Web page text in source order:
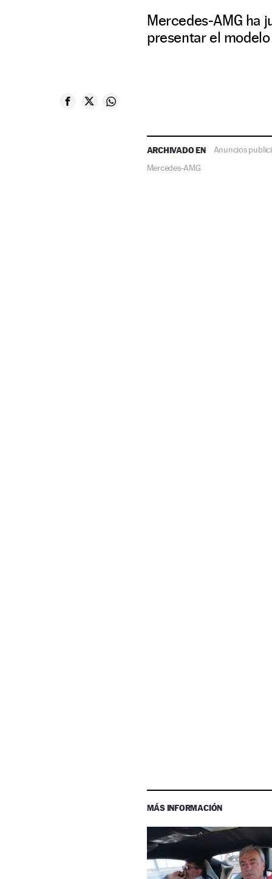
Mercedes-AMG ha
presentar el
ARCHIVADO EN Anuncios
Mercedes-AMG
MÁS INFORMACIÓN